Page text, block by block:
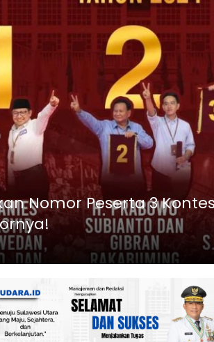
Nomor Peserta 3